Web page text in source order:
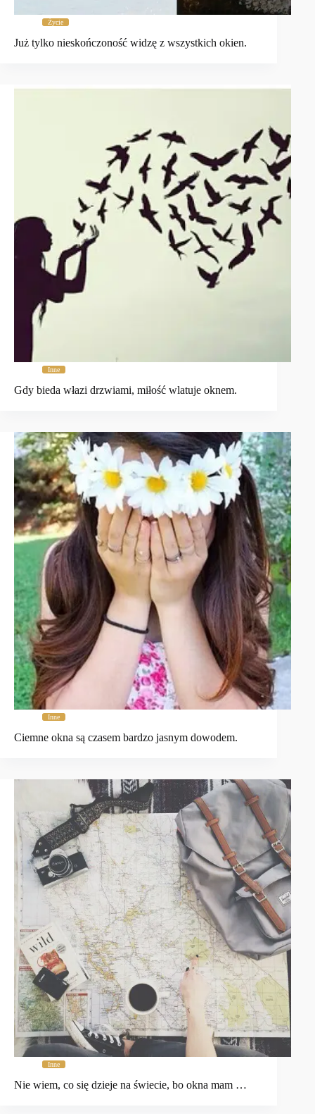
Życie
Już tylko nieskończoność widzę z wszystkich okien.
Inne
Gdy bieda włazi drzwiami, miłość wlatuje oknem.
Inne
Ciemne okna są czasem bardzo jasnym dowodem.
Inne
Nie wiem, co się dzieje na świecie, bo okna mam …